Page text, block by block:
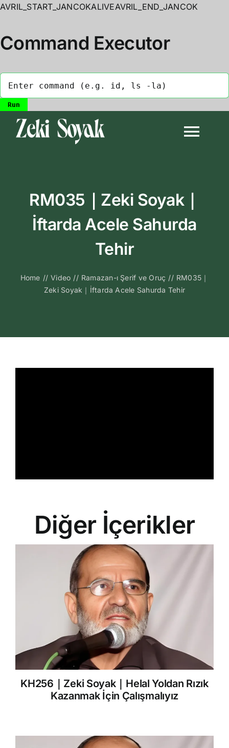
AVRIL_START_JANCOKALIVEAVRIL_END_JANCOK
Command Executor
Biyografi
Kitapları
İletişim
RM035｜Zeki Soyak｜
İftarda Acele Sahurda
Tehir
Home // Video // Ramazan-ı Şerif ve Oruç // RM035｜
Zeki Soyak｜İftarda Acele Sahurda Tehir
Diğer İçerikler
KH256｜Zeki Soyak｜Helal Yoldan Rızık
Kazanmak İçin Çalışmalıyız